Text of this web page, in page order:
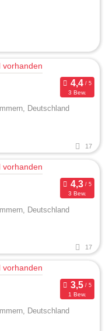
3 Bew.
Deutschland
17
3 Bew.
Deutschland
17
1 Bew.
Deutschland